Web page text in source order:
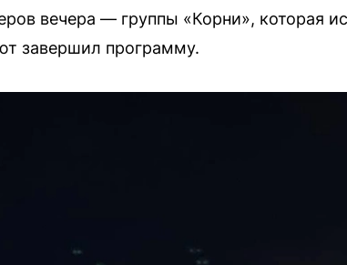
вечера — группы «Корни», которая
завершил программу.